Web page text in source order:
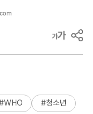
WHO #청소년